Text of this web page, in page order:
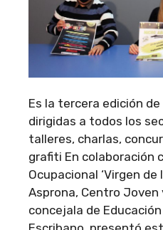
Es la tercera edición
dirigidas a todos los
talleres, charlas,
grafiti En colaboración
Ocupacional ‘Virgen de
Asprona, Centro Joven
concejala de